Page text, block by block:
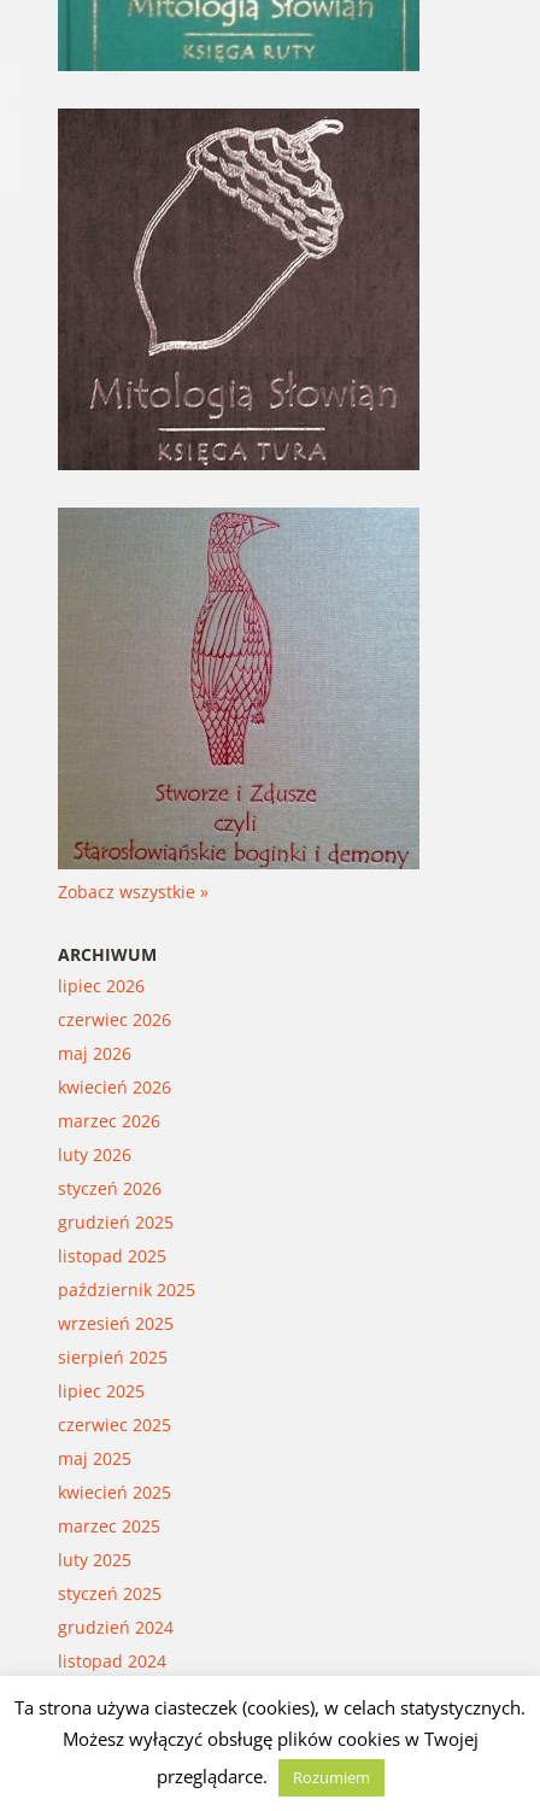
Zobacz wszystkie »
ARCHIWUM
lipiec 2026
czerwiec 2026
maj 2026
kwiecień 2026
marzec 2026
luty 2026
styczeń 2026
grudzień 2025
listopad 2025
październik 2025
wrzesień 2025
sierpień 2025
lipiec 2025
czerwiec 2025
maj 2025
kwiecień 2025
marzec 2025
luty 2025
styczeń 2025
grudzień 2024
listopad 2024
wrzesień 2024
Ta strona używa ciasteczek (cookies), w celach statystycznych.
Możesz wyłączyć obsługę plików cookies w Twojej
przeglądarce.
Rozumiem